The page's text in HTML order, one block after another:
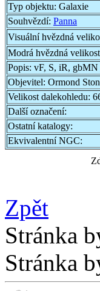
Typ objektu: Galaxie
Souhvězdí: Panna
Visuální hvězdná
Modrá hvězdná
Popis: vF, S, iR, gbMN
Objevitel: Ormond
Velikost dalekohledu:
Další označení:
Ostatní katalogy:
Ekvivalentní NGC:
Zpět
Stránka
Stránka